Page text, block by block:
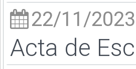
22/11/2023
Acta de